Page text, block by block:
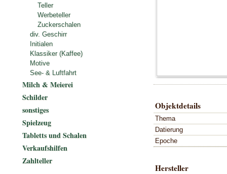
Objektdetails
Thema
Datierung
Epoche
Hersteller
Teller
Werbeteller
Zuckerschalen
div. Geschirr
Initialen
Klassiker (Kaffee)
Motive
See- & Luftfahrt
Milch & Meierei
Schilder
sonstiges
Spielzeug
Tabletts und Schalen
Verkaufshilfen
Zahlteller